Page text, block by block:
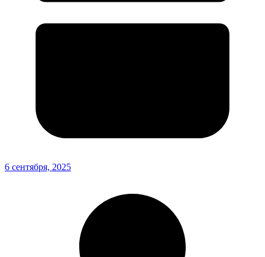
6 сентября, 2025